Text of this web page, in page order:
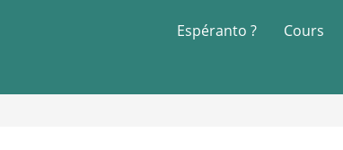
Espéranto ? Cours